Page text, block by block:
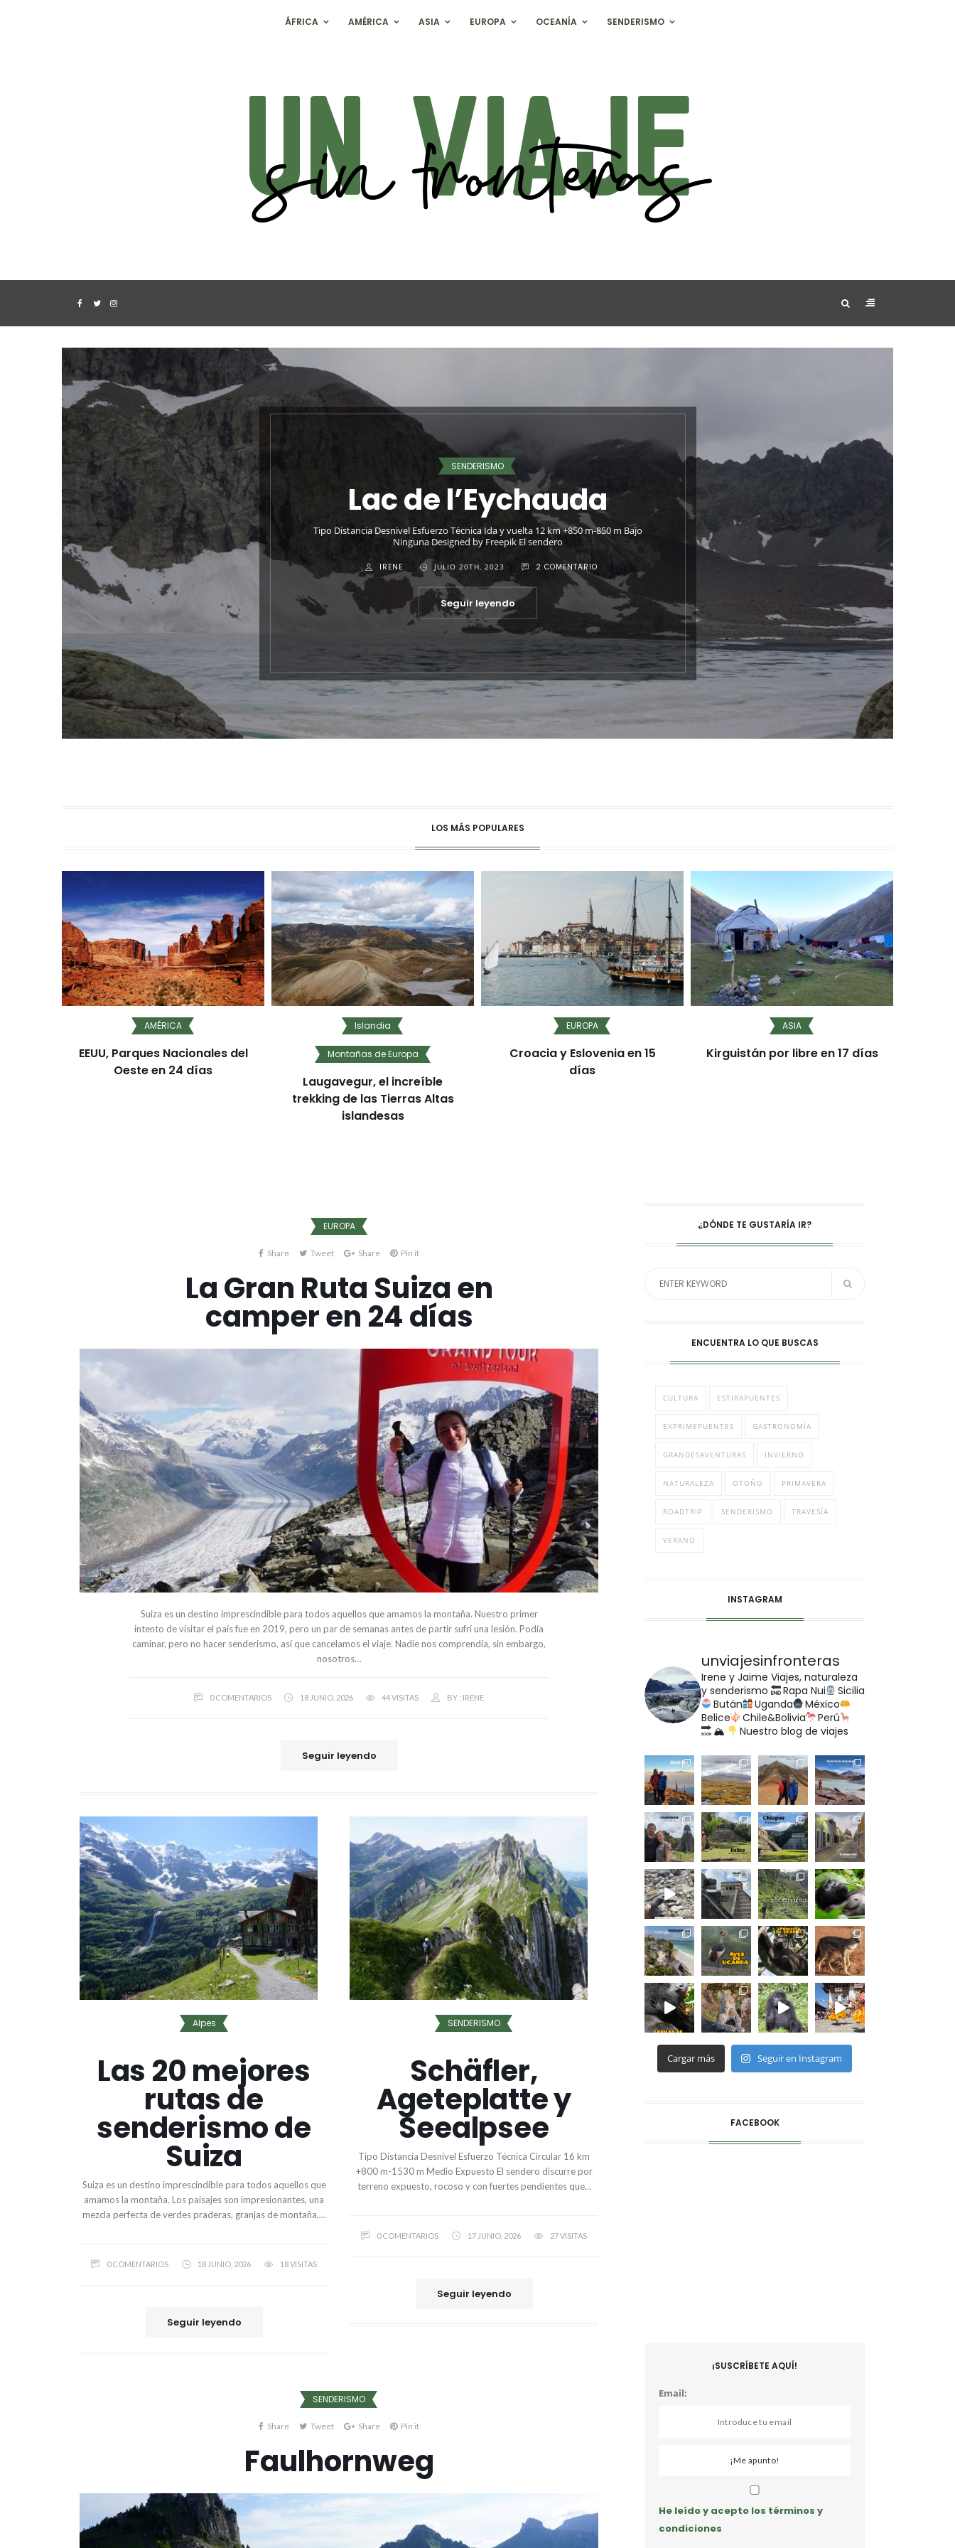
ÁFRICA AMÉRICA ASIA EUROPA OCEANÍA SENDERISMO
Pirineos
Parque Natural de los
Valles Occidentales
El Parque Natural de los Valles Occidentales se encuentra en la vertiente
noroccidental del Pirineo aragonés. Entre los principales valores
DICIEMBRE 19TH, 2020 0 COMENTARIOS
Seguir leyendo
LOS MÁS POPULARES
AMÉRICA
EEUU, Parques Nacionales del
Oeste en 24 días
Islandia
Montañas de Europa
Laugavegur, el increíble
trekking de las Tierras Altas
islandesas
EUROPA
Croacia y Eslovenia en 15
días
ASIA
Kirguistán por libre en 17 días
EUROPA
Share Tweet Share Pin it
La Gran Ruta Suiza en
camper en 24 días
Suiza es un destino imprescindible para todos aquellos que amamos la montaña. Nuestro primer
intento de visitar el país fue en 2019, pero un par de semanas antes de partir sufrí una lesión. Podía
caminar, pero no hacer senderismo, así que cancelamos el viaje. Nadie nos comprendía, sin embargo,
nosotros…
0 COMENTARIOS 18 JUNIO, 2026 44 VISITAS BY : IRENE
Seguir leyendo
Alpes
Las 20 mejores
rutas de
senderismo de
Suiza
Suiza es un destino imprescindible para todos aquellos que
amamos la montaña. Los paisajes son impresionantes, una
mezcla perfecta de verdes praderas, granjas de montaña,…
0 COMENTARIOS 18 JUNIO, 2026 18 VISITAS
Seguir leyendo
SENDERISMO
Schäfler,
Ageteplatte y
Seealpsee
Tipo Distancia Desnivel Esfuerzo Técnica Circular 16 km
+800 m-1530 m Medio Expuesto El sendero discurre por
terreno expuesto, rocoso y con fuertes pendientes que…
0 COMENTARIOS 17 JUNIO, 2026 27 VISITAS
Seguir leyendo
SENDERISMO
Share Tweet Share Pin it
Faulhornweg
¿DÓNDE TE GUSTARÍA IR?
ENCUENTRA LO QUE BUSCAS
CULTURA ESTIRAPUENTES
EXPRIMEPUENTES GASTRONOMÍA
GRANDESAVENTURAS INVIERNO
NATURALEZA OTOÑO PRIMAVERA
ROADTRIP SENDERISMO TRAVESÍA
VERANO
INSTAGRAM
unviajesinfronteras
Irene y Jaime Viajes, naturaleza
y senderismo
Rapa Nui
Sicilia
Bután
Uganda
México
Belice
Chile&Bolivia
Perú
🏔
Nuestro blog de viajes
Cargar más Seguir en Instagram
FACEBOOK
¡SUSCRÍBETE AQUÍ!
Email:
He leído y acepto los términos y
condiciones